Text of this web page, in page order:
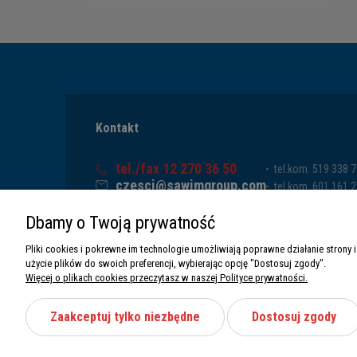
Kontakt
tel./fax 12 270 36 50
czesci@sawimgroup.com
32-080 Zabierzów
NIP: 5130284470
REGON: 5246591010
tel.kom. 519 338
tel.kom. 601 161
Dbamy o Twoją prywatność
Pliki cookies i pokrewne im technologie umożliwiają poprawne działanie
użycie plików do swoich preferencji, wybierając opcję "Dostosuj zgody".
Więcej o plikach cookies przeczytasz w naszej Polityce prywatności.
Zaakceptuj tylko niezbędne Dostosuj zgody